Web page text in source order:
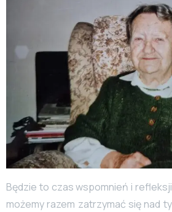
Będzie to czas wspomnień i
możemy razem zatrzymać się nad